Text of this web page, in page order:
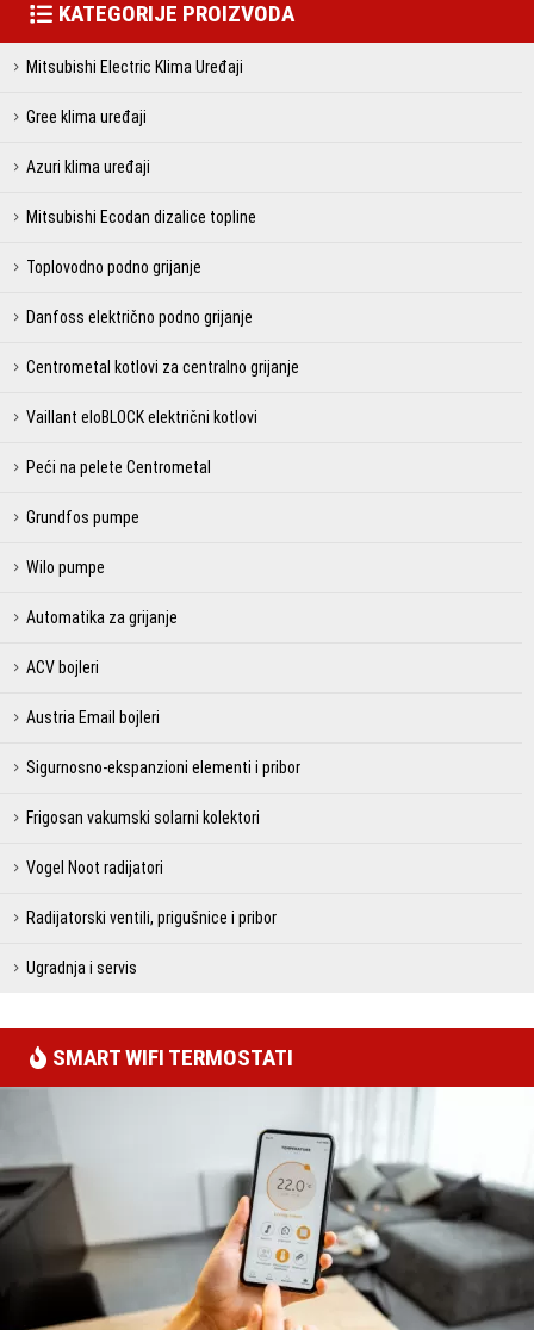
KATEGORIJE PROIZVODA
Mitsubishi Electric Klima Uređaji
Gree klima uređaji
Azuri klima uređaji
Mitsubishi Ecodan dizalice topline
Toplovodno podno grijanje
Danfoss električno podno grijanje
Centrometal kotlovi za centralno grijanje
Vaillant eloBLOCK električni kotlovi
Peći na pelete Centrometal
Grundfos pumpe
Wilo pumpe
Automatika za grijanje
ACV bojleri
Austria Email bojleri
Sigurnosno-ekspanzioni elementi i pribor
Frigosan vakumski solarni kolektori
Vogel Noot radijatori
Radijatorski ventili, prigušnice i pribor
Ugradnja i servis
SMART WIFI TERMOSTATI